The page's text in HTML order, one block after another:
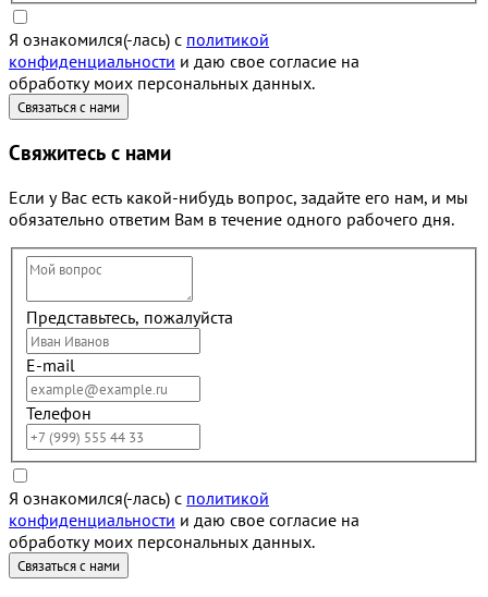
Я ознакомился(-лась) с политикой
конфиденциальности и даю свое согласие на
обработку моих персональных данных.
Свяжитесь с нами
Если у Вас есть какой-нибудь вопрос, задайте его нам, и мы
обязательно ответим Вам в течение одного рабочего дня.
Представьтесь, пожалуйста
E-mail
Телефон
Я ознакомился(-лась) с политикой
конфиденциальности и даю свое согласие на
обработку моих персональных данных.